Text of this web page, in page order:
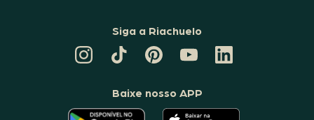
Siga a Riachuelo
TIKTOK
DA
PINTEREST
DA
CANAL
DA
RIACHUELO
LINKEDIN
DA
Baixe nosso APP
O O